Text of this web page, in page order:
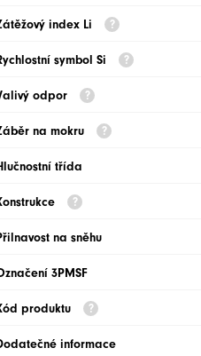
index Li
symbol Si
odpor
na mokru
třída
na sněhu
3PMSF
produktu
informace